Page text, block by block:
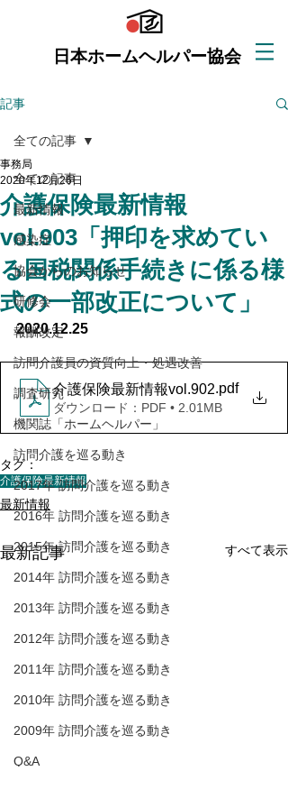
日本ホームヘルパー協会
記事
全ての記事
最新情報
感染症
協会からのお知らせ
研修会
報酬改定
訪問介護員の資質向上・処遇改善
調査研究
機関誌「ホームヘルパー」
訪問介護を巡る動き
2017年 訪問介護を巡る動き
2016年 訪問介護を巡る動き
2015年 訪問介護を巡る動き
2014年 訪問介護を巡る動き
2013年 訪問介護を巡る動き
2012年 訪問介護を巡る動き
2011年 訪問介護を巡る動き
2010年 訪問介護を巡る動き
2009年 訪問介護を巡る動き
Q&A
全ての記事
介護保険最新情報
vol.903「押印を求めてい
る国税関係手続きに係る様
式の一部改正について」
事務局
2020年12月26日
2020.12.25
介護保険最新情報vol.902.pdf
ダウンロード：PDF • 2.01MB
タグ：
介護保険最新情報
最新情報
最新記事 すべて表示